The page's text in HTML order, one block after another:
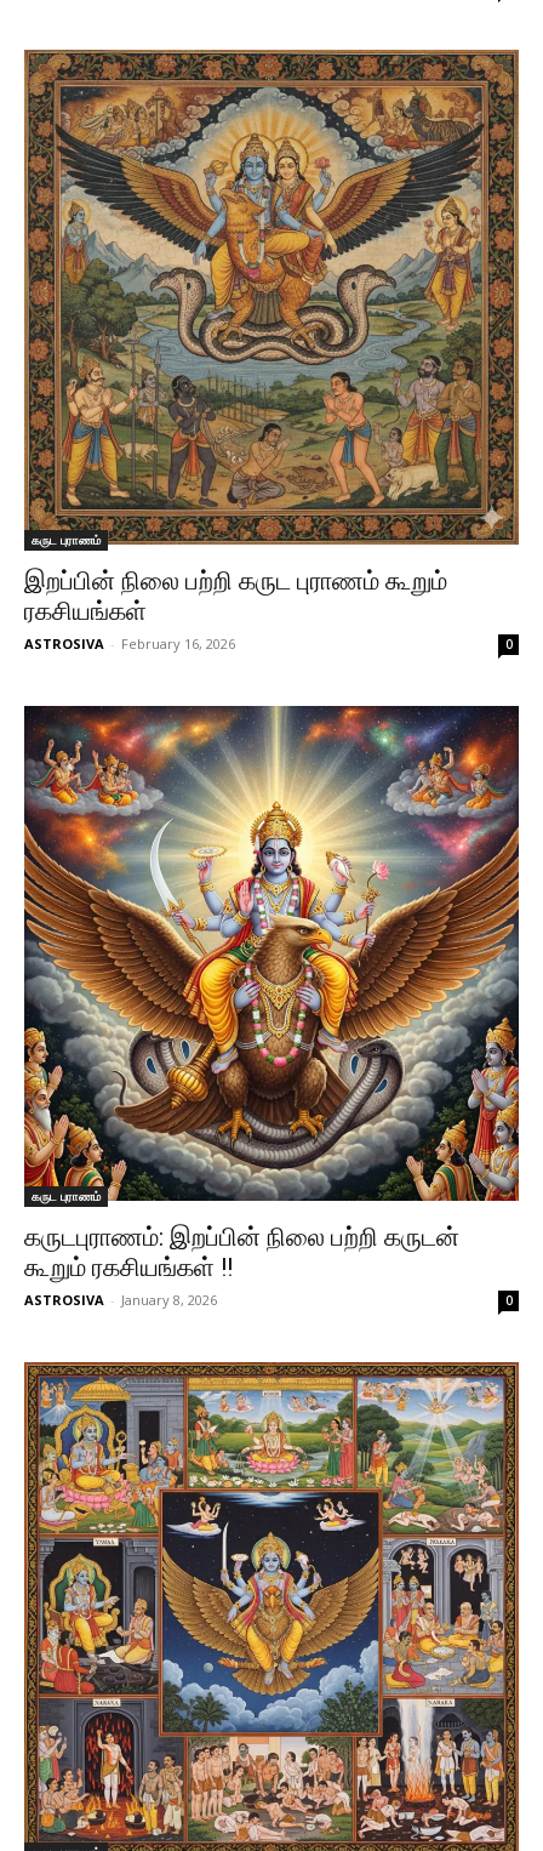
கருட புராணம்
இறப்பின் நிலை பற்றி கருட புராணம் கூறும்
ரகசியங்கள்
ASTROSIVA - February 16, 2026 0
கருட புராணம்
கருடபுராணம்: இறப்பின் நிலை பற்றி கருடன்
கூறும் ரகசியங்கள் !!
ASTROSIVA - January 8, 2026 0